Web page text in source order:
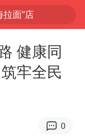
拉面”店
色蛋糕”
健康同
牢全民
0